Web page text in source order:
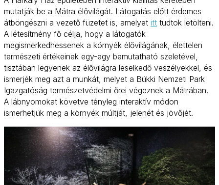
mutatják be a Mátra élővilágát. Látogatás előtt érdemes
átböngészni a vezető füzetet is, amelyet itt tudtok letölteni.
A létesítmény fő célja, hogy a látogatók
megismerkedhessenek a környék élővilágának, élettelen
természeti értékeinek egy-egy bemutatható szeletével,
tisztában legyenek az élővilágra leselkedő veszélyekkel, és
ismerjék meg azt a munkát, melyet a Bükki Nemzeti Park
Igazgatóság természetvédelmi őrei végeznek a Mátrában.
A lábnyomokat követve tényleg interaktív módon
ismerhetjük meg a környék múltját, jelenét és jövőjét.